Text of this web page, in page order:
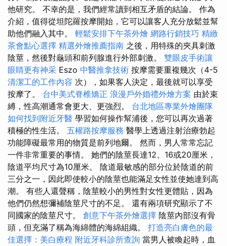
他研究。 不幸的是，我們經常讀到相互矛盾的結論。 作為
介紹，值得從坦陀羅按摩開始，它可以讓客人充分放鬆並幫
助他們融入其中。 輕鬆安排下午茶外燴 網路行銷技巧 精緻
茶會點心選擇 精選外燴推薦指南 之後，用特殊的夾具刺激
陰莖，然後對龜頭和前列腺進行外部刺激。 雙眼皮手術讓
眼睛更有神采 Eszo 中醫推拿技術 按摩需要重複幾次（4-5
清潔工的工作內容 次），如果客人決定，最後就可以享受
按摩了。 台中美式脊椎矯正 浪漫戶外婚禮外燴方案 由於束
縛，性高潮通常會更大、更強烈。 台北地區專業外燴團隊
如何找到附近牙醫 學習如何操作幫浦後，您可以再次過著
積極的性生活。 五權路按摩服務 醫學上透過注射治療勃起
功能障礙最常用的物質是前列地爾。 然而，男人常常忘記
一件非常重要的事情。 她們的陰莖長達12、16或20厘米，
陰道平均尺寸為10厘米。 陰道最敏感的部分位於陰道的前
三分之一，因此即使較小的陰莖也能滿足女性並使她達到高
潮。 有些人還聲稱，陰莖較小的男性對女性更體貼，因為
他們仍然想彌補陰莖尺寸的不足。 還有兩項研究顯示了不
同國家的陰莖尺寸。 創意下午茶外燴選擇 陰莖內部沒有骨
頭，但充滿了稱為海綿體的海綿組織。 打造亮白膚色的最
佳選擇：美白療程 附近牙科診所查詢 當男人被喚起時，血